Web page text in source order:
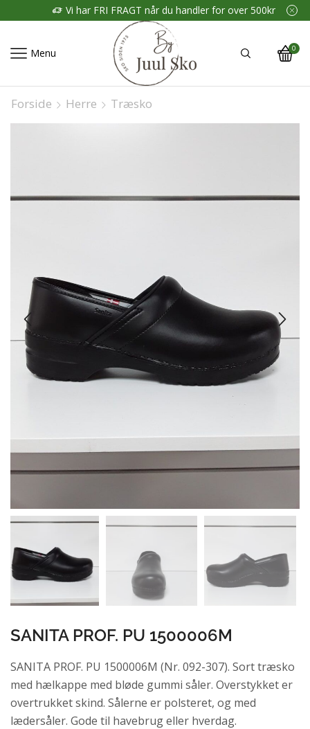
Vi har FRI FRAGT når du handler for over 500kr
Menu 0
Forside Herre Træsko
SANITA PROF. PU 1500006M
SANITA PROF. PU 1500006M (Nr. 092-307). Sort træsko
med hælkappe med bløde gummi såler. Overstykket er
overtrukket skind. Sålerne er polsteret, og med
lædersåler. Gode til havebrug eller hverdag.